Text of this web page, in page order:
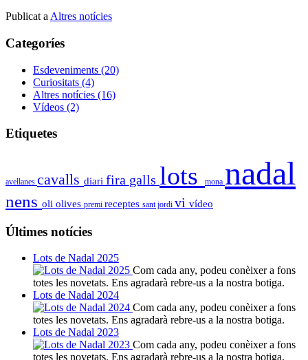
Publicat a Altres notícies
Categoríes
Esdeveniments (20)
Curiositats (4)
Altres notícies (16)
Vídeos (2)
Etiquetes
avellanes cavalls diari fira galls lots mona nadal
nens oli olives premi receptes sant jordi vi vídeo
Últimes notícies
Lots de Nadal 2025
Com cada any, podeu conèixer a fons
totes les novetats. Ens agradarà rebre-us a la nostra botiga.
Lots de Nadal 2024
Com cada any, podeu conèixer a fons
totes les novetats. Ens agradarà rebre-us a la nostra botiga.
Lots de Nadal 2023
Com cada any, podeu conèixer a fons
totes les novetats. Ens agradarà rebre-us a la nostra botiga.